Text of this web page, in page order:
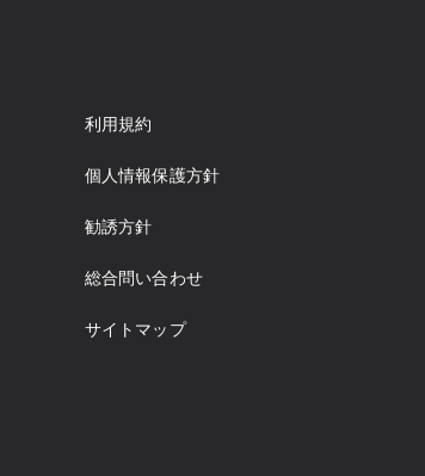
利用規約
個人情報保護方針
勧誘方針
総合問い合わせ
サイトマップ